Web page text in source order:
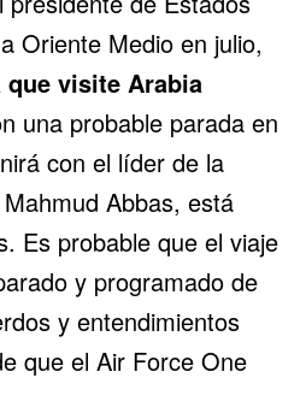
Oriente Medio en julio,
que visite Arabia
una probable parada en
con el líder de la
Mahmud Abbas, está
Es probable que el viaje
y programado de
y entendimientos
que el Air Force One